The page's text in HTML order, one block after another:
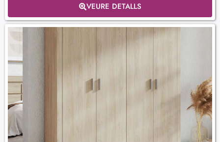
VEURE DETALLS